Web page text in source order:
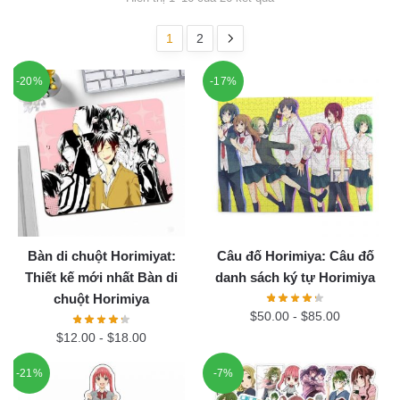
1 2
-20%
Bàn di chuột Horimiyat:
Thiết kế mới nhất Bàn di
chuột Horimiya
$12.00 -$18.00
-17%
Câu đố Horimiya: Câu đố
danh sách ký tự Horimiya
$50.00 -$85.00
-21% -7%